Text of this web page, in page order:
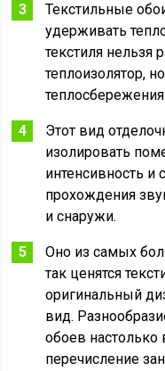
Текстильные
удерживать
текстиля нельзя
теплоизолятор,
Этот вид
изолировать
интенсивность и
прохождения
и снаружи.
Оно из самых
так ценятся
оригинальный
вид.
обоев настолько
перечисление